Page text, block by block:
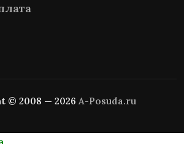
© 2008 — 2026 A-Posuda.ru